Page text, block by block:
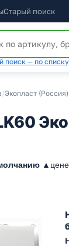
Старый поиск
поиск — по
/Экопласт
▲ цене